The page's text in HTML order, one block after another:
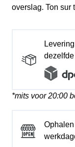
overslag. Ton sur
*mits voor 20:00